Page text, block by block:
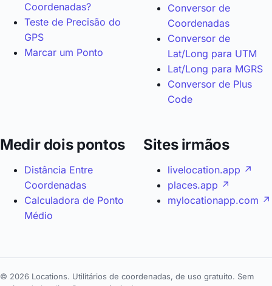
Coordenadas?
Teste de Precisão do
GPS
Marcar um Ponto
Conversor de
Coordenadas
Conversor de
Lat/Long para UTM
Lat/Long para MGRS
Conversor de Plus
Code
Medir dois pontos
Distância Entre
Coordenadas
Calculadora de Ponto
Médio
Sites irmãos
livelocation.app ↗
places.app ↗
mylocationapp.com ↗
© 2026 Locations. Utilitários de coordenadas, de uso gratuito. Sem